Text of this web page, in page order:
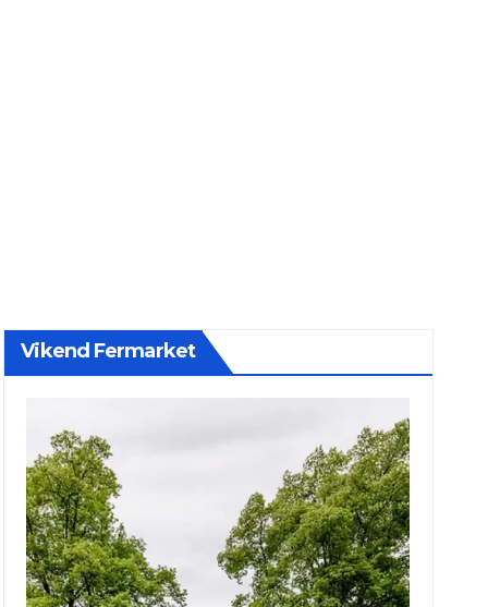
Vikend Fermarket